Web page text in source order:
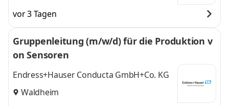
vor 3 Tagen
Gruppenleitung (m/w/d) für die Produktion v
on Sensoren
Endress+Hauser Conducta GmbH+Co. KG
Waldheim